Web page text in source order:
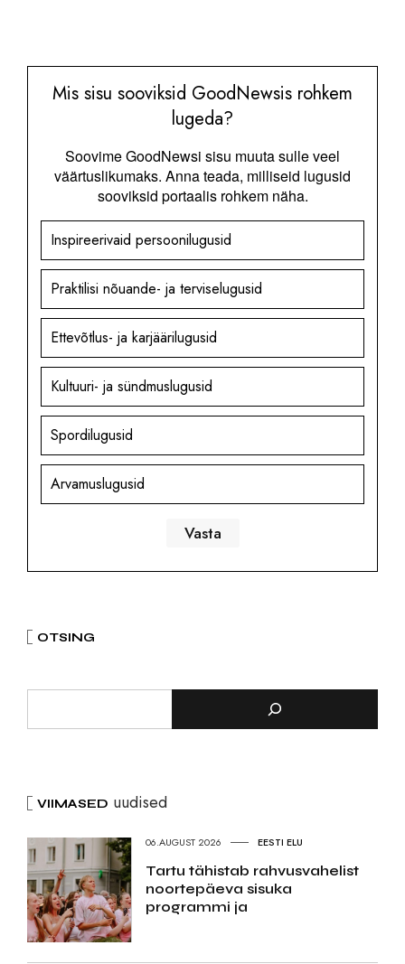
Mis sisu sooviksid GoodNewsis rohkem
lugeda?
Soovime GoodNewsi sisu muuta sulle veel
väärtuslikumaks. Anna teada, milliseid lugusid
sooviksid portaalis rohkem näha.
Inspireerivaid persoonilugusid
Praktilisi nõuande- ja terviselugusid
Ettevõtlus- ja karjäärilugusid
Kultuuri- ja sündmuslugusid
Spordilugusid
Arvamuslugusid
OTSING
VIIMASED uudised
06.AUGUST 2026 EESTI ELU
Tartu tähistab rahvusvahelist
noortepäeva sisuka
programmi ja